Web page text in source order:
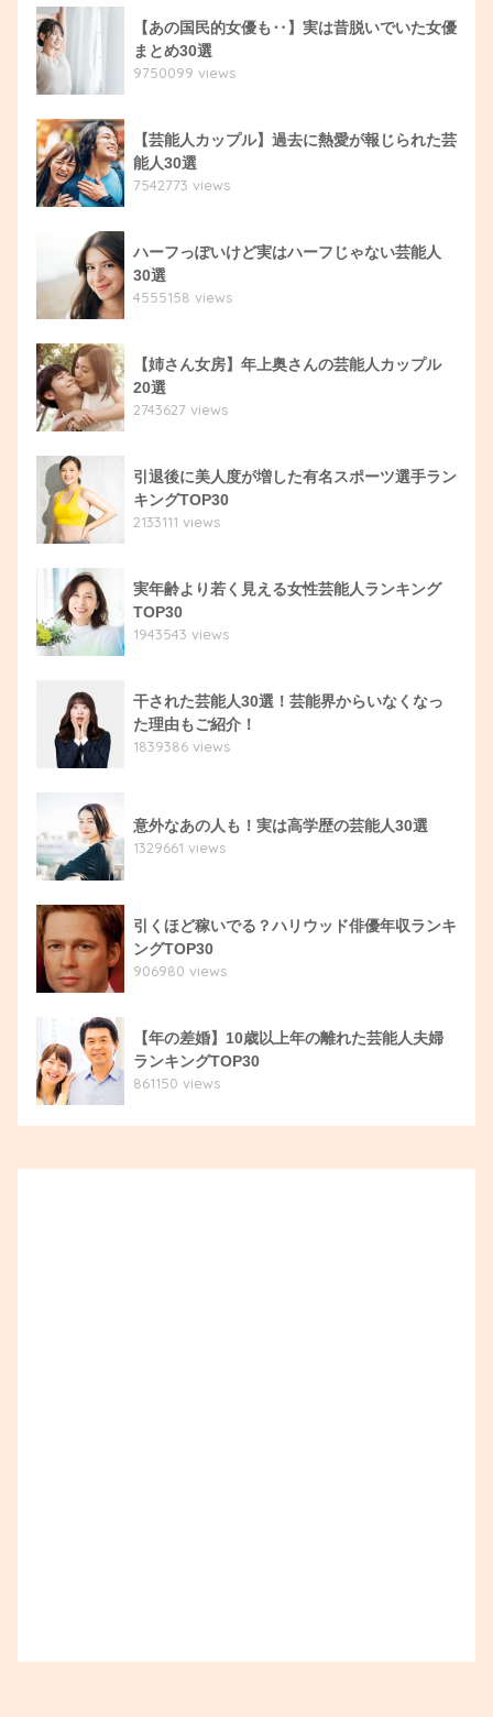
【あの国民的女優も‥】実は昔脱いでいた女優
まとめ30選
9750099 views
【芸能人カップル】過去に熱愛が報じられた芸
能人30選
7542773 views
ハーフっぽいけど実はハーフじゃない芸能人
30選
4555158 views
【姉さん女房】年上奥さんの芸能人カップル
20選
2743627 views
引退後に美人度が増した有名スポーツ選手ラン
キングTOP30
2133111 views
実年齢より若く見える女性芸能人ランキング
TOP30
1943543 views
干された芸能人30選！芸能界からいなくなっ
た理由もご紹介！
1839386 views
意外なあの人も！実は高学歴の芸能人30選
1329661 views
引くほど稼いでる？ハリウッド俳優年収ランキ
ングTOP30
906980 views
【年の差婚】10歳以上年の離れた芸能人夫婦
ランキングTOP30
861150 views